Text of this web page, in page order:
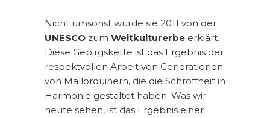
Nicht umsonst wurde sie 2011 von der
UNESCO zum Weltkulturerbe erklärt.
Diese Gebirgskette ist das Ergebnis der
respektvollen Arbeit von Generationen
von Mallorquinern, die die Schroffheit in
Harmonie gestaltet haben. Was wir
heute sehen, ist das Ergebnis einer